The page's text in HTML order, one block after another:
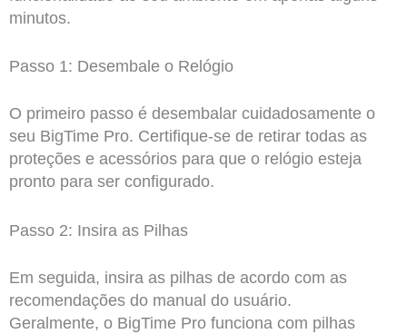
minutos.
Passo 1: Desembale o Relógio
O primeiro passo é desembalar cuidadosamente o
seu BigTime Pro. Certifique-se de retirar todas as
proteções e acessórios para que o relógio esteja
pronto para ser configurado.
Passo 2: Insira as Pilhas
Em seguida, insira as pilhas de acordo com as
recomendações do manual do usuário.
Geralmente, o BigTime Pro funciona com pilhas